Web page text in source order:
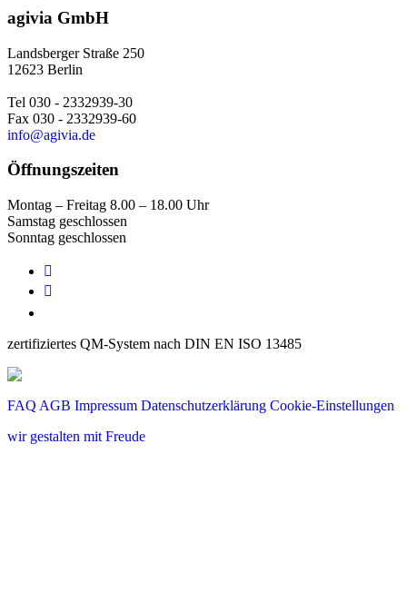
agivia GmbH
Landsberger Straße 250
12623 Berlin
Tel 030 - 2332939-30
Fax 030 - 2332939-60
info@agivia.de
Öffnungszeiten
Montag – Freitag 8.00 – 18.00 Uhr
Samstag geschlossen
Sonntag geschlossen


zertifiziertes QM-System nach DIN EN ISO 13485
FAQ AGB Impressum Datenschutzerklärung Cookie-Einstellungen
wir gestalten mit Freude